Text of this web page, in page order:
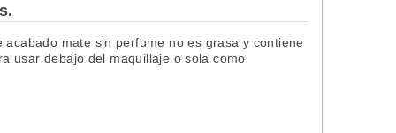
mate sin perfume no es grasa y contiene
usar debajo del maquillaje o sola como